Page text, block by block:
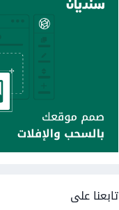
تابعنا على